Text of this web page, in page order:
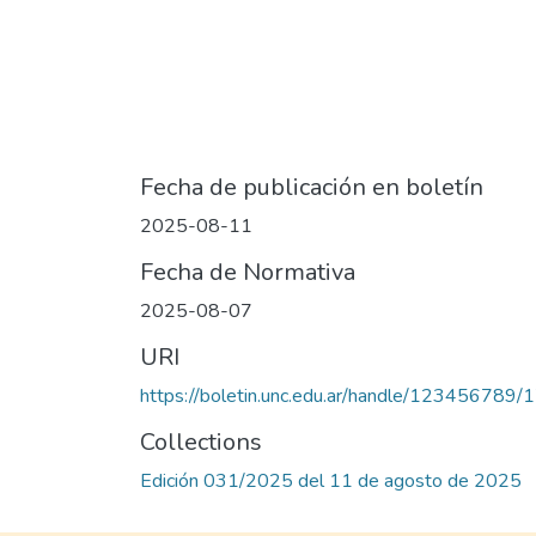
Fecha de publicación en boletín
2025-08-11
Fecha de Normativa
2025-08-07
URI
https://boletin.unc.edu.ar/handle/123456789/
Collections
Edición 031/2025 del 11 de agosto de 2025